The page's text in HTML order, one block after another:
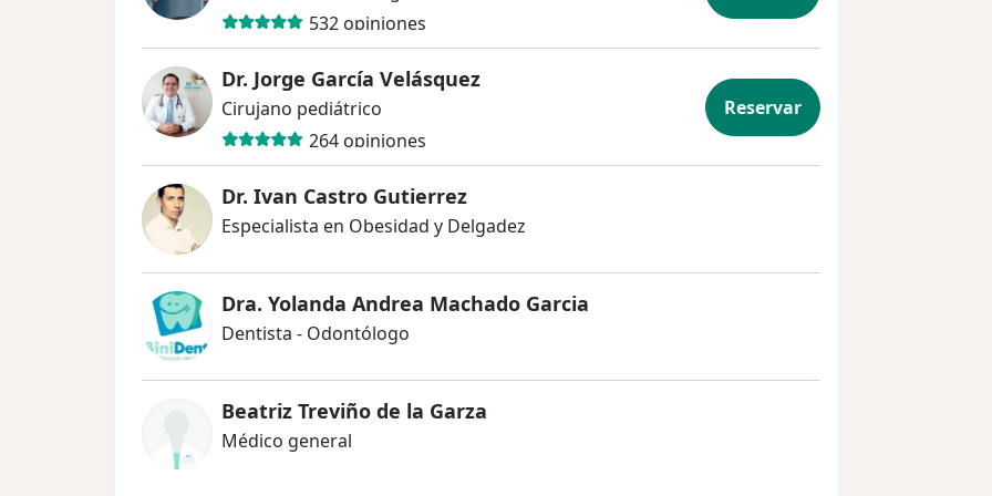
532 opiniones
Dr. Jorge García Velásquez
Cirujano pediátrico
264 opiniones
Reservar
Dr. Ivan Castro Gutierrez
Especialista en Obesidad y Delgadez
Dra. Yolanda Andrea Machado Garcia
Dentista - Odontólogo
Beatriz Treviño de la Garza
Médico general